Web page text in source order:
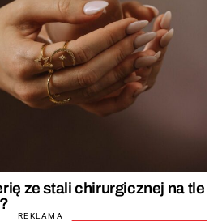
ze stali chirurgicznej na tle
REKLAMA